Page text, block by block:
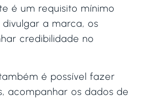
é um requisito mínimo
a marca, os
credibilidade no
é possível fazer
acompanhar os dados de